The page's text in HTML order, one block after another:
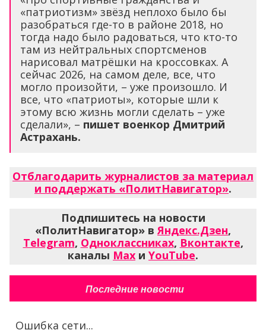
«патриотизм» звёзд неплохо было бы
разобраться где-то в районе 2018, но
тогда надо было радоваться, что кто-то
там из нейтральных спортсменов
нарисовал матрёшки на кроссовках. А
сейчас 2026, на самом деле, все, что
могло произойти, – уже произошло. И
все, что «патриоты», которые шли к
этому всю жизнь могли сделать – уже
сделали», – пишет военкор Дмитрий
Астрахань.
Отблагодарить журналистов за материал
и поддержать «ПолитНавигатор».
Подпишитесь на новости
«ПолитНавигатор» вЯндекс.Дзен,
Telegram, Одноклассниках, Вконтакте,
каналы Max и YouTube.
Последние новости
Ошибка сети...